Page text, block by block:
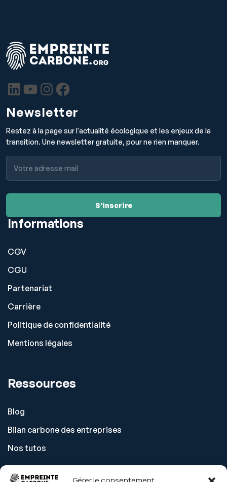
Newsletter
Restez à la page sur l'actualité écologique et les enjeux de la
transition. Une newsletter gratuite, pour ne rien manquer.
Informations
CGV
CGU
Partenariat
Carrière
Politique de confidentialité
Mentions légales
Ressources
Blog
Bilan carbone des entreprises
Nos tutos